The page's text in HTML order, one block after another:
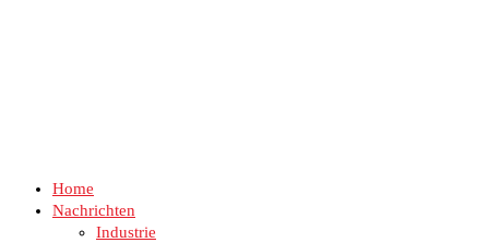
Home
Nachrichten
Industrie